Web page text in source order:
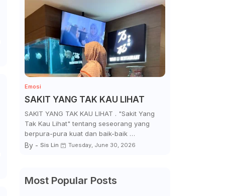
Emosi
SAKIT YANG TAK KAU LIHAT
SAKIT YANG TAK KAU LIHAT . "Sakit Yang
Tak Kau Lihat" tentang seseorang yang
berpura-pura kuat dan baik-baik …
By - Sis Lin Tuesday, June 30, 2026
Most Popular Posts